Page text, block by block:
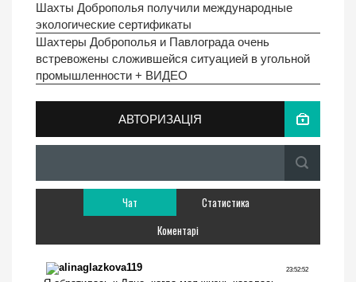
Шахты Доброполья получили международные
экологические сертификаты
Шахтеры Доброполья и Павлограда очень
встревожены сложившейся ситуацией в угольной
промышленности + ВИДЕО
АВТОРИЗАЦІЯ
Чат
Статистика
Коментарі